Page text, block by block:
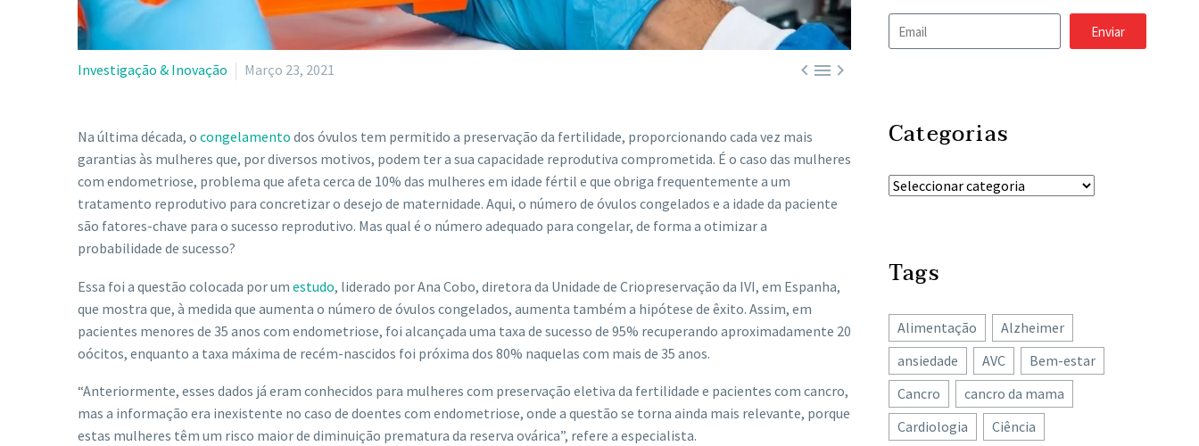

Investigação & Inovação Março 23, 2021
Na última década, o congelamento dos óvulos tem permitido a preservação da fertilidade, proporcionando cada vez mais
garantias às mulheres que, por diversos motivos, podem ter a sua capacidade reprodutiva comprometida. É o caso das mulheres
com endometriose, problema que afeta cerca de 10% das mulheres em idade fértil e que obriga frequentemente a um
tratamento reprodutivo para concretizar o desejo de maternidade. Aqui, o número de óvulos congelados e a idade da paciente
são fatores-chave para o sucesso reprodutivo. Mas qual é o número adequado para congelar, de forma a otimizar a
probabilidade de sucesso?
Essa foi a questão colocada por um estudo, liderado por Ana Cobo, diretora da Unidade de Criopreservação da IVI, em Espanha,
que mostra que, à medida que aumenta o número de óvulos congelados, aumenta também a hipótese de êxito. Assim, em
pacientes menores de 35 anos com endometriose, foi alcançada uma taxa de sucesso de 95% recuperando aproximadamente 20
oócitos, enquanto a taxa máxima de recém-nascidos foi próxima dos 80% naquelas com mais de 35 anos.
“Anteriormente, esses dados já eram conhecidos para mulheres com preservação eletiva da fertilidade e pacientes com cancro,
mas a informação era inexistente no caso de doentes com endometriose, onde a questão se torna ainda mais relevante, porque
estas mulheres têm um risco maior de diminuição prematura da reserva ovárica”, refere a especialista.
Enviar
Categorias
Tags
Alimentação
Alzheimer
ansiedade
AVC
Bem-estar
Cancro
cancro da mama
Cardiologia
Ciência